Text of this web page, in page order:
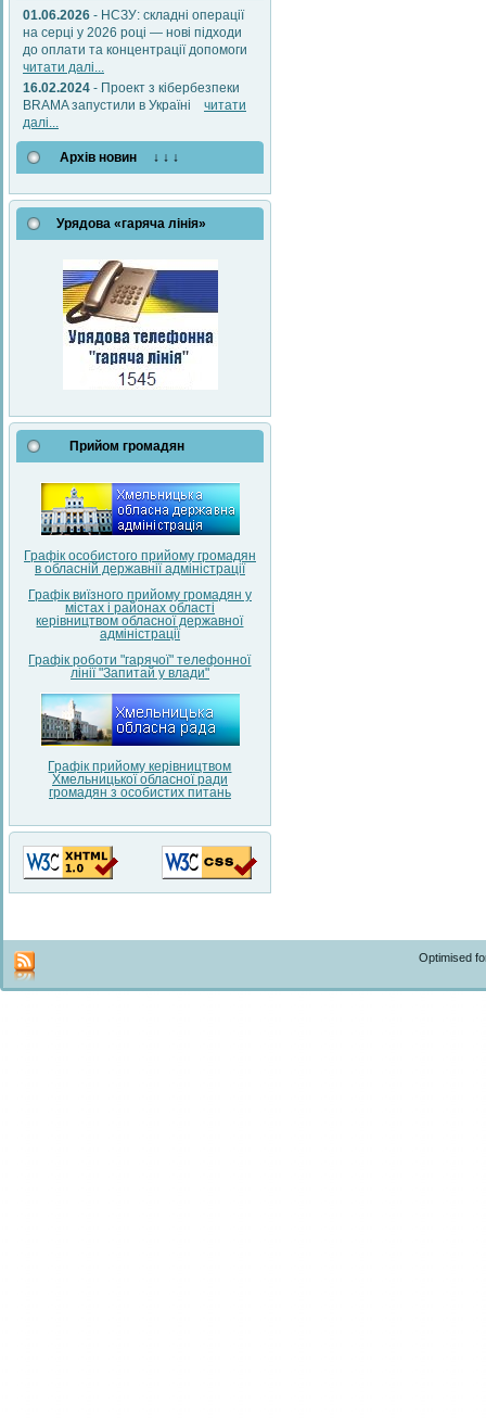
01.06.2026 - НСЗУ: складні операції
на серці у 2026 році — нові підходи
до оплати та концентрації допомоги
читати далі...
16.02.2024 - Проект з кібербезпеки
BRAMA запустили в Україні читати
далі...
Архів новин ↓ ↓ ↓
Урядова «гаряча лінія»
Прийом громадян
Графік особистого прийому громадян
в обласній державнії адміністрації
Графік виїзного прийому громадян у
містах і районах області
керівництвом обласної державної
адміністрації
Графік роботи "гарячої" телефонної
лінії "Запитай у влади"
Графік прийому керівництвом
Хмельницької обласної ради
громадян з особистих питань
Optimised